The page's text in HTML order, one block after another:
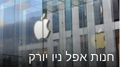
חנות אפל ניו יורק